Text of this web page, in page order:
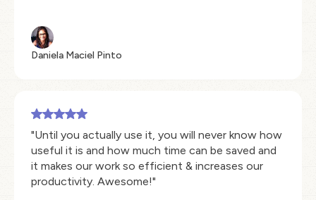
Daniela Maciel Pinto
"Until you actually use it, you will never know how
useful it is and how much time can be saved and
it makes our work so efficient & increases our
productivity. Awesome!"